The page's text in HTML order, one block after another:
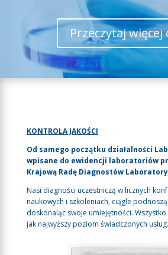
Przeczytaj więcej
KONTROLA JAKOŚCI
Od samego początku działalności
wpisane do ewidencji laboratoriów
Krajową Radę Diagnostów
Nasi diagności uczestniczą w licznych
naukowych i szkoleniach, ciągle
doskonaląc swoje umiejętności.
jak najwyższy poziom świadczonych usług.